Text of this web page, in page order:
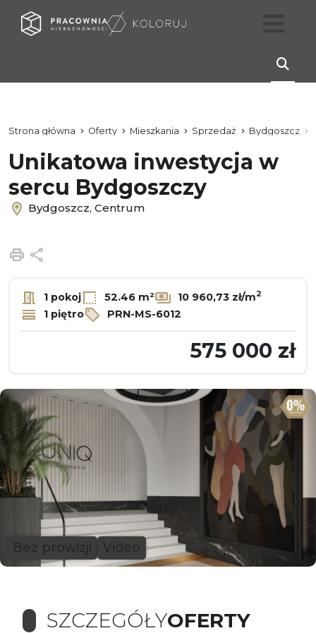
Strona główna Oferty Mieszkania Sprzedaż Bydgoszcz
Unikatowa inwestycja w
sercu Bydgoszczy
Bydgoszcz, Centrum
Drukuj
1 pokoj 52.46 m² 10 960,73 zł/m2
1 piętro PRN-MS-6012
575 000 zł
Bez prowizji Video
SZCZEGÓŁYOFERTY